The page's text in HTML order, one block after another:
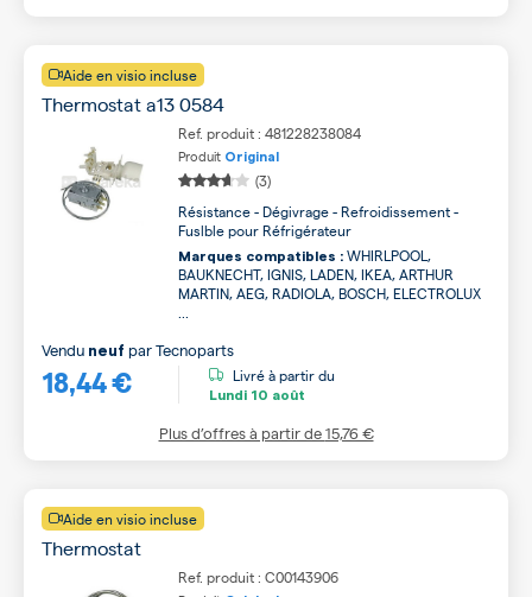
Aide en visio incluse
Thermostat a13 0584
Ref. produit : 481228238084
Produit Original
(3)
Résistance - Dégivrage - Refroidissement -
Fuslble pour Réfrigérateur
Marques compatibles : WHIRLPOOL,
BAUKNECHT, IGNIS, LADEN, IKEA, ARTHUR
MARTIN, AEG, RADIOLA, BOSCH, ELECTROLUX
18,44 €
Vendu neuf parTecnoparts
Livré à partir du
Lundi 10 août
Plus d’offres à partir de15,76 €
Aide en visio incluse
Thermostat
Ref. produit : C00143906